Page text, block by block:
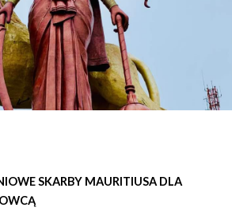
SKARBY MAURITIUSA DLA